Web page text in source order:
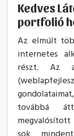
Kedves
portfolió
Az elmúlt
internetes
részt. Az
továbbá